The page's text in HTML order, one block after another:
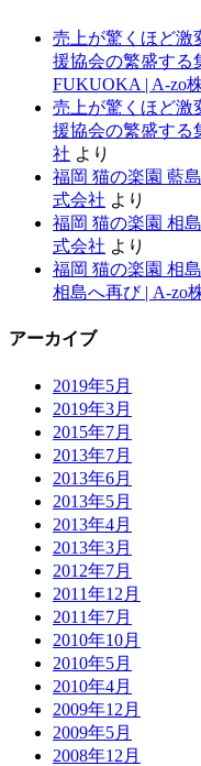
売上が驚くほど激
援協会の繁盛する
FUKUOKA | A-zo
売上が驚くほど激
援協会の繁盛する
社 より
福岡 猫の楽園 藍
式会社 より
福岡 猫の楽園 相
式会社 より
福岡 猫の楽園 相
相島へ再び | A-zo
アーカイブ
2019年5月
2019年3月
2015年7月
2013年7月
2013年6月
2013年5月
2013年4月
2013年3月
2012年7月
2011年12月
2011年7月
2010年10月
2010年5月
2010年4月
2009年12月
2009年5月
2008年12月